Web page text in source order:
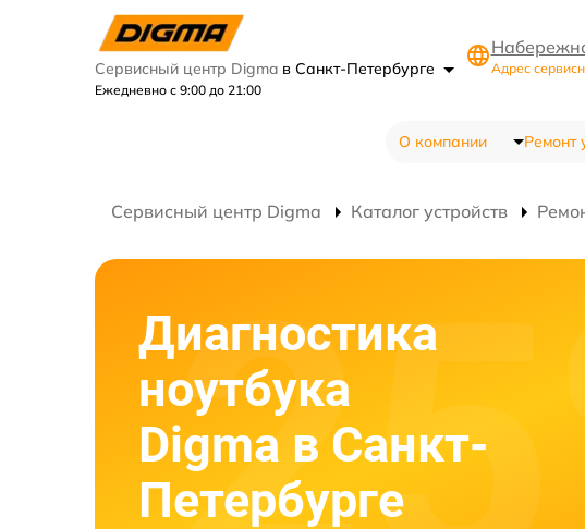
Сервисный центр Digma в Санкт-Петербурге
Ежедневно с 9:00 до 21:00
Адрес
О компании Ремонт
Сервисный центр Digma Каталог устройств
Диагностика
ноутбука
Digma в Санкт-
Петербурге